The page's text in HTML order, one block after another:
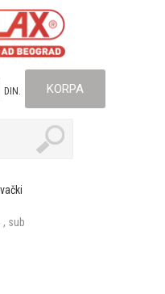
DIN. KORPA
, sub